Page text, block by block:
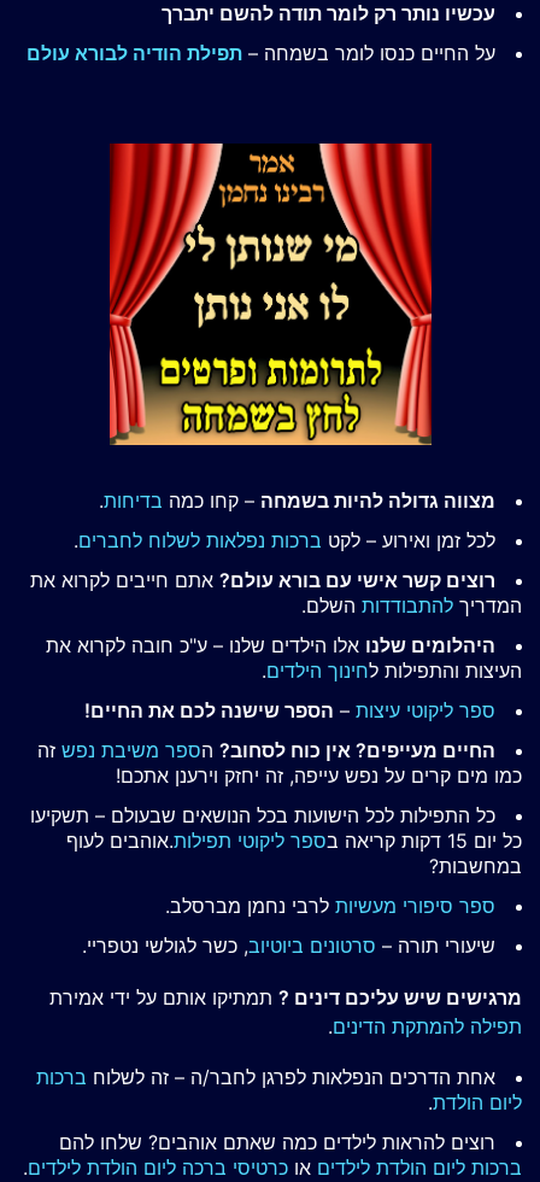
עכשיו נותר רק לומר תודה להשם יתברך
על החיים כנסו לומר בשמחה – תפילת הודיה לבורא עולם
מצווה גדולה להיות בשמחה – קחו כמה בדיחות.
לכל זמן ואירוע – לקט ברכות נפלאות לשלוח לחברים.
רוצים קשר אישי עם בורא עולם? אתם חייבים לקרוא את
המדריך להתבודדות השלם.
היהלומים שלנו אלו הילדים שלנו – ע"כ חובה לקרוא את
העיצות והתפילות לחינוך הילדים.
ספר ליקוטי עיצות – הספר שישנה לכם את החיים!
החיים מעייפים? אין כוח לסחוב? הספר משיבת נפש זה
כמו מים קרים על נפש עייפה, זה יחזק וירענן אתכם!
כל התפילות לכל הישועות בכל הנושאים שבעולם – תשקיעו
כל יום 15 דקות קריאה ב
ספר ליקוטי תפילות.אוהבים לעוף
במחשבות?
ספר סיפורי מעשיות לרבי נחמן מברסלב.
שיעורי תורה – סרטונים ביוטיוב, כשר לגולשי נטפריי.
מרגישים שיש עליכם דינים ? תמתיקו אותם על ידי אמירת
תפילה להמתקת הדינים.
אחת הדרכים הנפלאות לפרגן לחבר/ה – זה לשלוח ברכות
ליום הולדת.
רוצים להראות לילדים כמה שאתם אוהבים? שלחו להם
ברכות ליום הולדת לילדים או כרטיסי ברכה ליום הולדת לילדים.